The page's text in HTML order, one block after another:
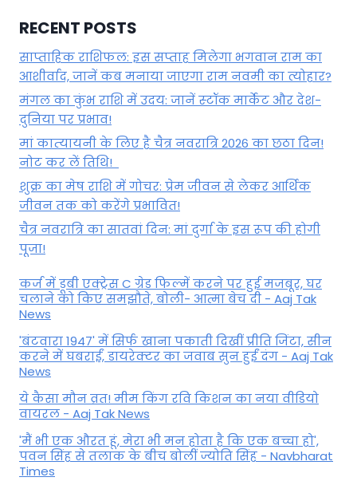
RECENT POSTS
साप्ताहिक राशिफल: इस सप्ताह मिलेगा भगवान राम का
आशीर्वाद, जानें कब मनाया जाएगा राम नवमी का त्योहार?
मंगल का कुंभ राशि में उदय: जानें स्‍टॉक मार्केट और देश-
दुनिया पर प्रभाव!
मां कात्‍यायनी के लिए है चैत्र नवरात्रि 2026 का छठा दिन!
नोट कर लें तिथि!
शुक्र का मेष राशि में गोचर: प्रेम जीवन से लेकर आर्थिक
जीवन तक को करेंगे प्रभावित!
चैत्र नवरात्रि का सातवां दिन: मां दुर्गा के इस रूप की होगी
पूजा!
कर्ज में डूबी एक्ट्रेस C ग्रेड फिल्में करने पर हुई मजबूर, घर
चलाने को किए समझौते, बोली- आत्मा बेच दी - Aaj Tak
News
'बंटवारा 1947' में सिर्फ खाना पकाती दिखीं प्रीति जिंटा, सीन
करने में घबराईं, डायरेक्टर का जवाब सुन हुईं दंग - Aaj Tak
News
ये कैसा मौन व्रत! मीम किंग रवि किशन का नया वीडियो
वायरल - Aaj Tak News
'मैं भी एक औरत हूं, मेरा भी मन होता है कि एक बच्चा हो',
पवन सिंह से तलाक के बीच बोलीं ज्योति सिंह - Navbharat
Times